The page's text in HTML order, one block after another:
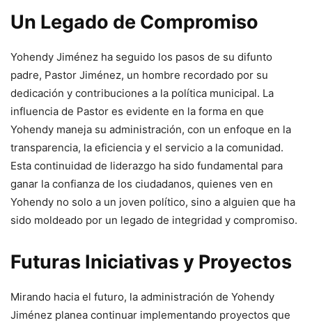
Un Legado de Compromiso
Yohendy Jiménez ha seguido los pasos de su difunto
padre, Pastor Jiménez, un hombre recordado por su
dedicación y contribuciones a la política municipal. La
influencia de Pastor es evidente en la forma en que
Yohendy maneja su administración, con un enfoque en la
transparencia, la eficiencia y el servicio a la comunidad.
Esta continuidad de liderazgo ha sido fundamental para
ganar la confianza de los ciudadanos, quienes ven en
Yohendy no solo a un joven político, sino a alguien que ha
sido moldeado por un legado de integridad y compromiso.
Futuras Iniciativas y Proyectos
Mirando hacia el futuro, la administración de Yohendy
Jiménez planea continuar implementando proyectos que